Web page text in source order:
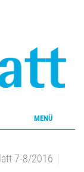
MENÜ
7-8/2016